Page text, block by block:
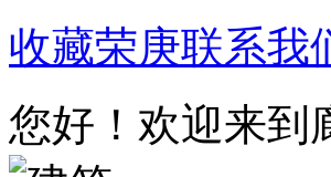
收藏荣庚联系我
您好！欢迎来到